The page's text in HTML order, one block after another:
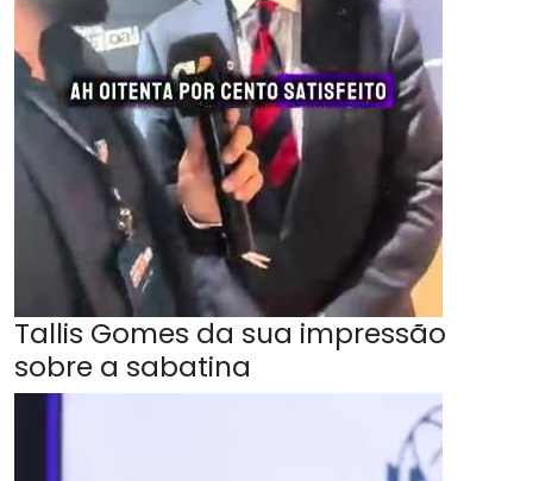
Tallis Gomes da sua impressão
sobre a sabatina